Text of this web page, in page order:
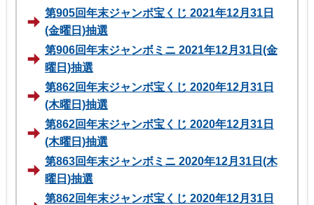
第905回年末ジャンボ宝くじ 2021年12月31日
(金曜日)抽選
第906回年末ジャンボミニ 2021年12月31日(金
曜日)抽選
第862回年末ジャンボ宝くじ 2020年12月31日
(木曜日)抽選
第862回年末ジャンボ宝くじ 2020年12月31日
(木曜日)抽選
第863回年末ジャンボミニ 2020年12月31日(木
曜日)抽選
第862回年末ジャンボ宝くじ 2020年12月31日